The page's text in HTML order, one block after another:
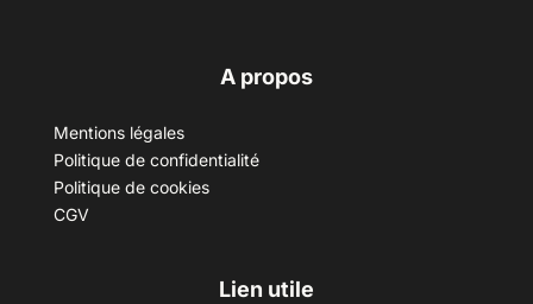
A propos
Mentions légales
Politique de confidentialité
Politique de cookies
CGV
Lien utile